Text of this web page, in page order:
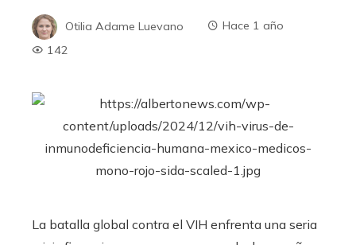
Otilia Adame Luevano
Hace 1 año
142
La batalla global contra el VIH enfrenta una seria